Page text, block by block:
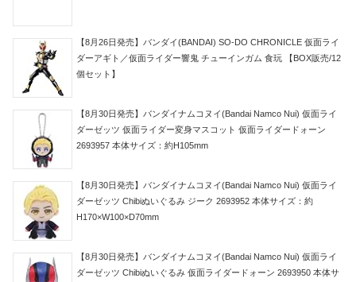
【8月26日発売】バンダイ(BANDAI) SO-DO CHRONICLE 仮面ライ
ダーアギト／仮面ライダー響鬼 チューインガム 食玩 【BOX販売/12
個セット】
【8月30日発売】バンダイナムコヌイ(Bandai Namco Nui) 仮面ライ
ダーゼッツ 仮面ライダー変身マスコット 仮面ライダードォーン
2693957 本体サイズ：約H105mm
【8月30日発売】バンダイナムコヌイ(Bandai Namco Nui) 仮面ライ
ダーゼッツ Chibiぬいぐるみ ジーク 2693952 本体サイズ：約
H170×W100×D70mm
【8月30日発売】バンダイナムコヌイ(Bandai Namco Nui) 仮面ライ
ダーゼッツ Chibiぬいぐるみ 仮面ライダードォーン 2693950 本体サ